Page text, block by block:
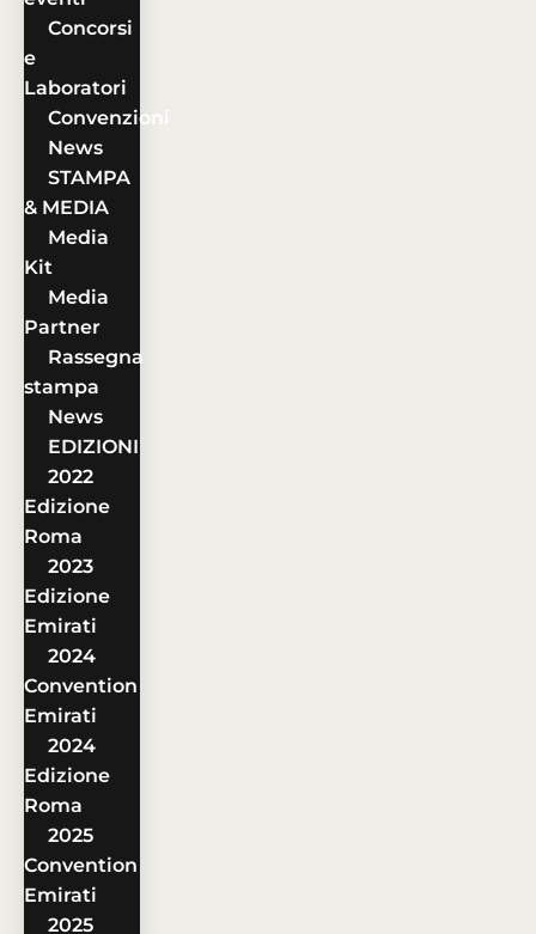
Concorsi
e
Laboratori
Convenzioni
News
STAMPA
& MEDIA
Media
Kit
Media
Partner
Rassegna
stampa
News
EDIZIONI
2022
Edizione
Roma
2023
Edizione
Emirati
2024
Convention
Emirati
2024
Edizione
Roma
2025
Convention
Emirati
2025